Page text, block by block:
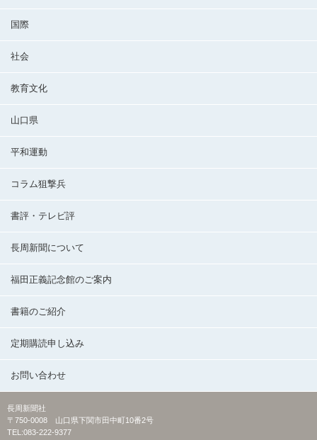
国際
社会
教育文化
山口県
平和運動
コラム狙撃兵
書評・テレビ評
長周新聞について
福田正義記念館のご案内
書籍のご紹介
定期購読申し込み
お問い合わせ
長周新聞社
〒750-0008 山口県下関市田中町10番2号
TEL:083-222-9377